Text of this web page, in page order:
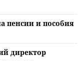
пенсии и пособия
директор